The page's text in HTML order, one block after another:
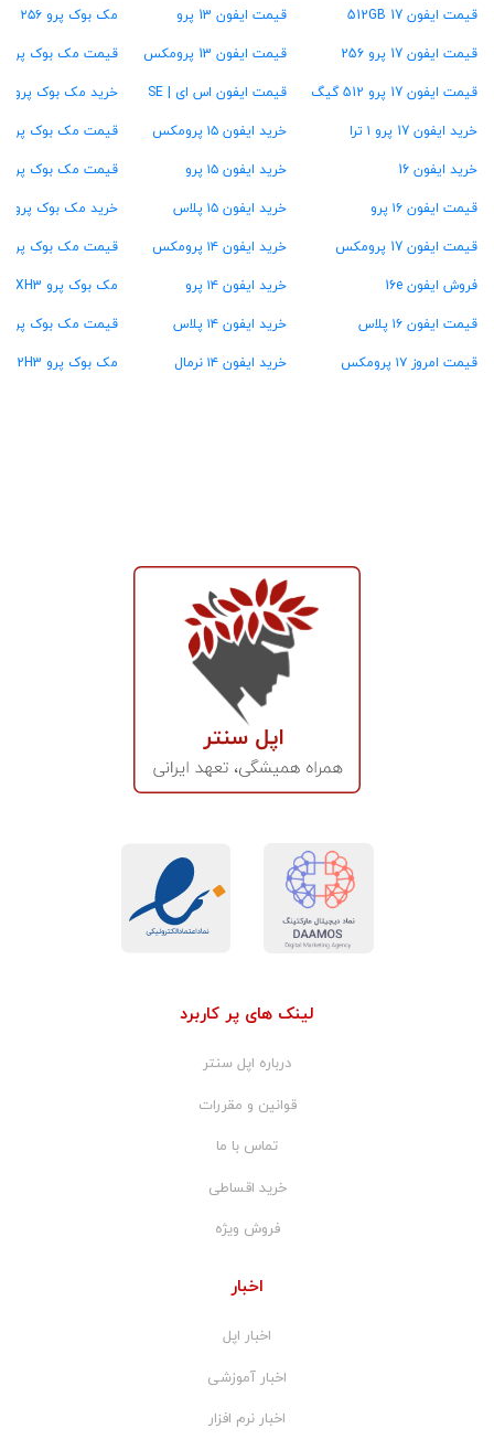
قیمت ایفون 17 512GB
قیمت ایفون 17 پرو 256
قیمت ایفون 17 پرو 512 گیگ
خرید ایفون 17 پرو ۱ ترا
خرید ایفون 16
قیمت ایفون ۱۶ پرو
قیمت ایفون 17 پرومکس
فروش ایفون 16e
قیمت ایفون ۱۶ پلاس
قیمت امروز ۱۷ پرومکس
قیمت ایفون 13 پرو
قیمت ایفون 13 پرومکس
قیمت ایفون اس ای | SE
خرید ایفون ۱۵ پرومکس
خرید ایفون ۱۵ پرو
خرید ایفون ۱۵ پلاس
خرید ایفون ۱۴ پرومکس
خرید ایفون ۱۴ پرو
خرید ایفون ۱۴ پلاس
خرید ایفون ۱۴ نرمال
مک بوک پرو ۲۵۶ گیگ
قیمت مک بوک پرو ۵۱۲ گیگ
خرید مک بوک پرو ۱ ترابایت
قیمت مک بوک پرو ۱۶ گیگ رام
قیمت مک بوک پرو ۲۴ گیگ رام
خرید مک بوک پرو ۳۶ گیگ رام
قیمت مک بوک پرو ۴۸ گیگ رام
مک بوک پرو MXH3
قیمت مک بوک پرو MW2U3
مک بوک پرو MX2H3
لینک های پر کاربرد
درباره اپل سنتر
قوانین و مقررات
تماس با ما
خرید اقساطی
فروش ویژه
اخبار
اخبار اپل
اخبار آموزشی
اخبار نرم افزار